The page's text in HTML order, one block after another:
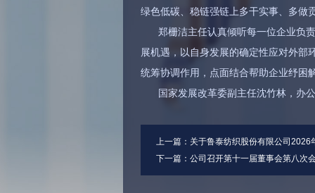
绿色低碳、稳链强链上多干实事、多做
郑栅洁主任认真倾听每一位企业负
展机遇，以自身发展的确定性应对外部
统筹协调作用，点面结合帮助企业纾困
国家发展改革委副主任沈竹林，办
上一篇： 关于鲁泰纺织股份有限公司2026
下一篇： 公司召开第十一届董事会第八次